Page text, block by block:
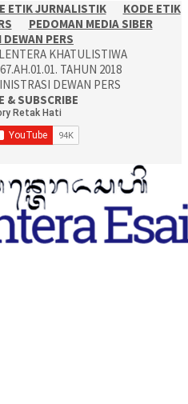
ETIK JURNALISTIK
KODE ETIK
PEDOMAN MEDIA SIBER
PERS
KHATULISTIWA
TAHUN 2018
DEWAN PERS
& SUBSCRIBE